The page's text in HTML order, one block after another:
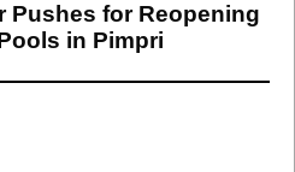
Pushes for Reopening
in Pimpri